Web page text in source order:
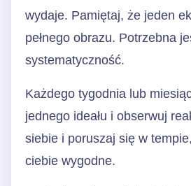
wydaje. Pamiętaj, że jeden
pełnego obrazu. Potrzebna
systematyczność.
Każdego tygodnia lub
jednego ideału i obserwuj
siebie i poruszaj się w
ciebie wygodne.